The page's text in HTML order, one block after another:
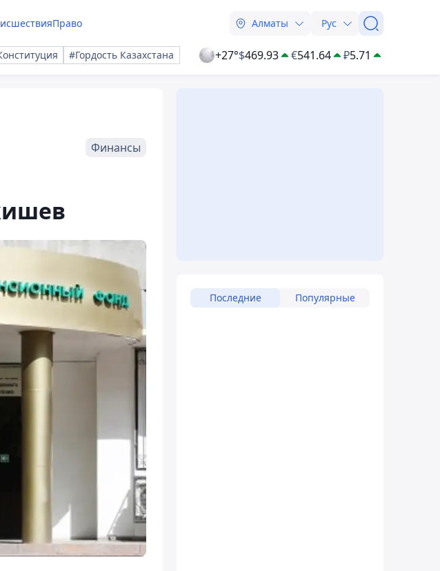
Право Алматы Рус
#Гордость Казахстана +27°$469.93 €541.64 ₽5.71
Финансы
Последние Популярные